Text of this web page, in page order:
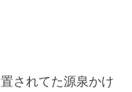
されてた源泉かけ